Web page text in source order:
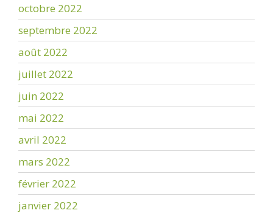
octobre 2022
septembre 2022
août 2022
juillet 2022
juin 2022
mai 2022
avril 2022
mars 2022
février 2022
janvier 2022